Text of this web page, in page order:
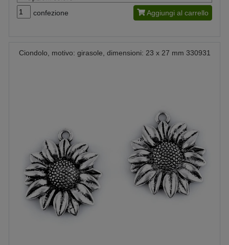
confezione Aggiungi al carrello
Ciondolo, motivo: girasole, dimensioni: 23 x 27 mm 330931